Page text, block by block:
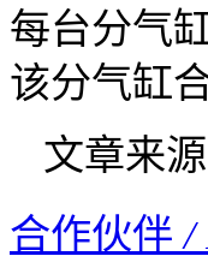
每台分气
该分气缸
文章来源
合作伙伴/